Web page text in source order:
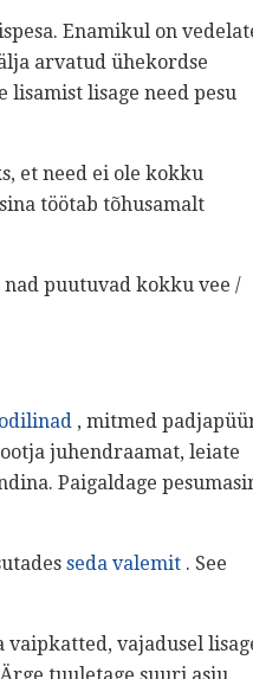
Enamikul on
arvatud ühekordse
lisamist lisage need pesu
et need ei ole kokku
töötab tõhusamalt
puutuvad kokku vee /
, mitmed
juhendraamat, leiate
Paigaldage
seda valemit . See
vajadusel